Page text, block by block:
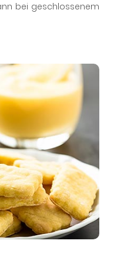
bei geschlossenem